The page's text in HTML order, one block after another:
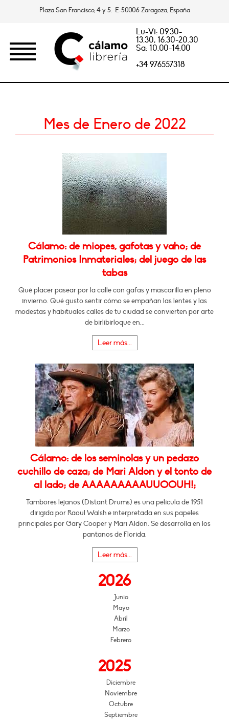
Plaza San Francisco, 4 y 5. E-50006 Zaragoza, España
Lu-Vi: 09.30-
13.30, 16.30-20.30
Sa: 10.00-14.00
+34 976557318
Mes de Enero de 2022
Cálamo: de miopes, gafotas y vaho; de
Patrimonios Inmateriales; del juego de las
tabas
Qué placer pasear por la calle con gafas y mascarilla en pleno
invierno. Qué gusto sentir cómo se empañan las lentes y las
modestas y habituales calles de tu ciudad se convierten por arte
de birlibirloque en...
Leer más...
Cálamo: de los seminolas y un pedazo
cuchillo de caza; de Mari Aldon y el tonto de
al lado; de AAAAAAAAAUUOOUH!;
Tambores lejanos (Distant Drums) es una película de 1951
dirigida por Raoul Walsh e interpretada en sus papeles
principales por Gary Cooper y Mari Aldon. Se desarrolla en los
pantanos de Florida.
Leer más...
2026
Junio
Mayo
Abril
Marzo
Febrero
2025
Diciembre
Noviembre
Octubre
Septiembre